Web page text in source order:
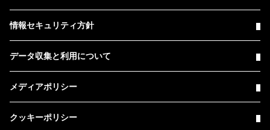
情報セキュリティ方針
データ収集と利用について
メディアポリシー
クッキーポリシー